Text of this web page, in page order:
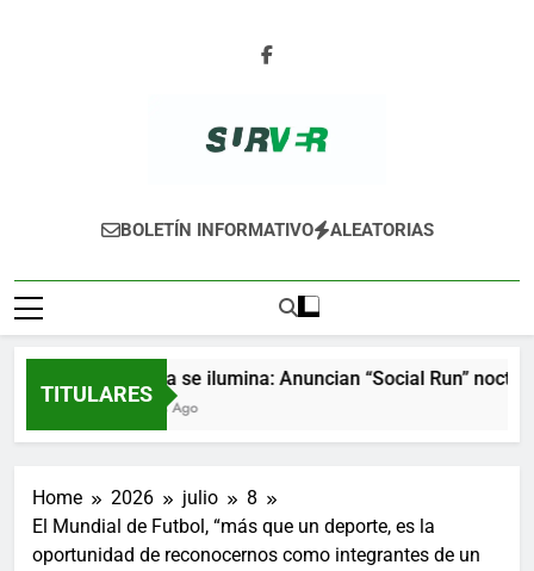
SURVER
BOLETÍN INFORMATIVO ALEATORIAS
TITULARES
Xalapa se ilumina: Anuncian “Social Run” nocturna
9 Horas Ago
Home 2026 julio
8
El Mundial de Futbol, “más que un deporte, es la
oportunidad de reconocernos como integrantes de un